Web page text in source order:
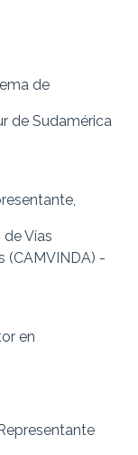
de
de Sudamérica
Vías
(CAMVINDA) -
en